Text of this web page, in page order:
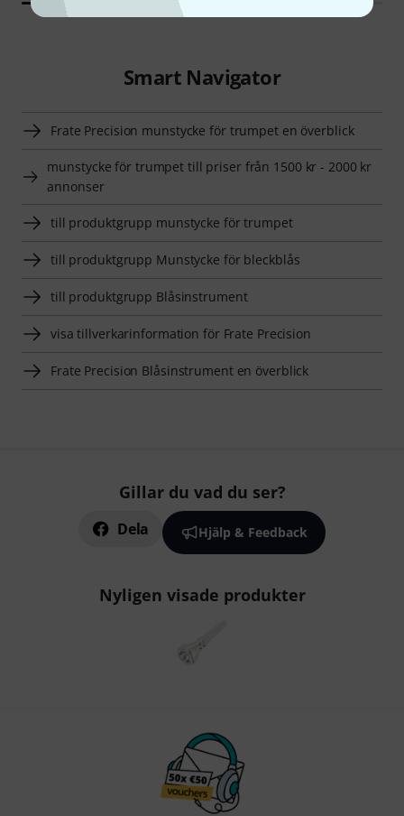
Smart Navigator
Frate Precision munstycke för trumpet en överblick
munstycke för trumpet till priser från 1500 kr - 2000 kr
annonser
till produktgrupp munstycke för trumpet
till produktgrupp Munstycke för bleckblås
till produktgrupp Blåsinstrument
visa tillverkarinformation för Frate Precision
Frate Precision Blåsinstrument en överblick
Gillar du vad du ser?
Dela Hjälp & Feedback
Nyligen visade produkter